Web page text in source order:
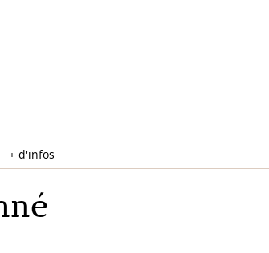
+ d'infos